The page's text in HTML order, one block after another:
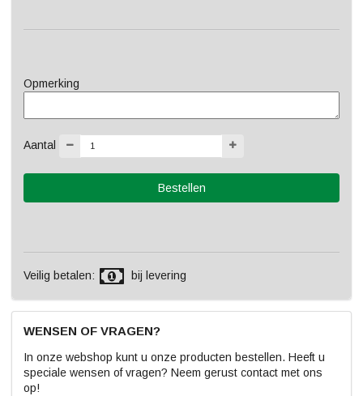
Opmerking
Aantal
Veilig betalen: bij levering
WENSEN OF VRAGEN?
In onze webshop kunt u onze producten bestellen. Heeft u
speciale wensen of vragen? Neem gerust contact met ons
op!